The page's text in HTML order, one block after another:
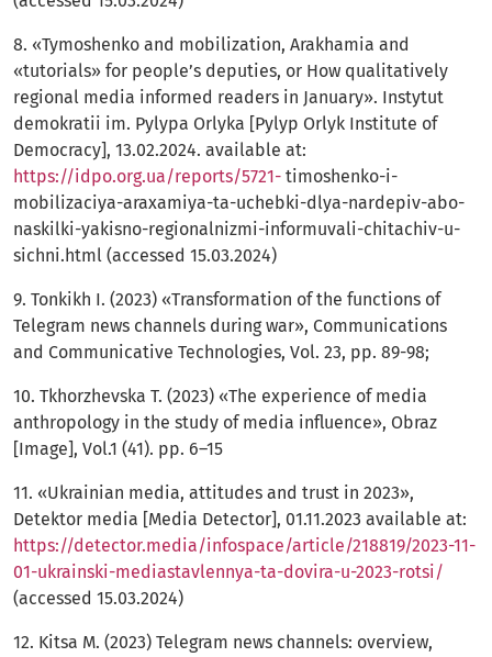
8. «Tymoshenko and mobilization, Arakhamia and
«tutorials» for people’s deputies, or How qualitatively
regional media informed readers in January». Instytut
demokratii im. Pylypa Orlyka [Pylyp Orlyk Institute of
Democracy], 13.02.2024. available at:
https://idpo.org.ua/reports/5721- timoshenko-i-
mobilizaciya-araxamiya-ta-uchebki-dlya-nardepiv-abo-
naskilki-yakisno-regionalnizmi-informuvali-chitachiv-u-
sichni.html (accessed 15.03.2024)
9. Tonkikh I. (2023) «Transformation of the functions of
Telegram news channels during war», Communications
and Communicative Technologies, Vol. 23, рр. 89-98;
10. Tkhorzhevska T. (2023) «The experience of media
anthropology in the study of media influence», Obraz
[Image], Vol.1 (41). рр. 6–15
11. «Ukrainian media, attitudes and trust in 2023»,
Detektor media [Media Detector], 01.11.2023 available at:
https://detector.media/infospace/article/218819/2023-11-
01-ukrainski-mediastavlennya-ta-dovira-u-2023-rotsi/
(accessed 15.03.2024)
12. Kitsa М. (2023) Telegram news channels: overview,